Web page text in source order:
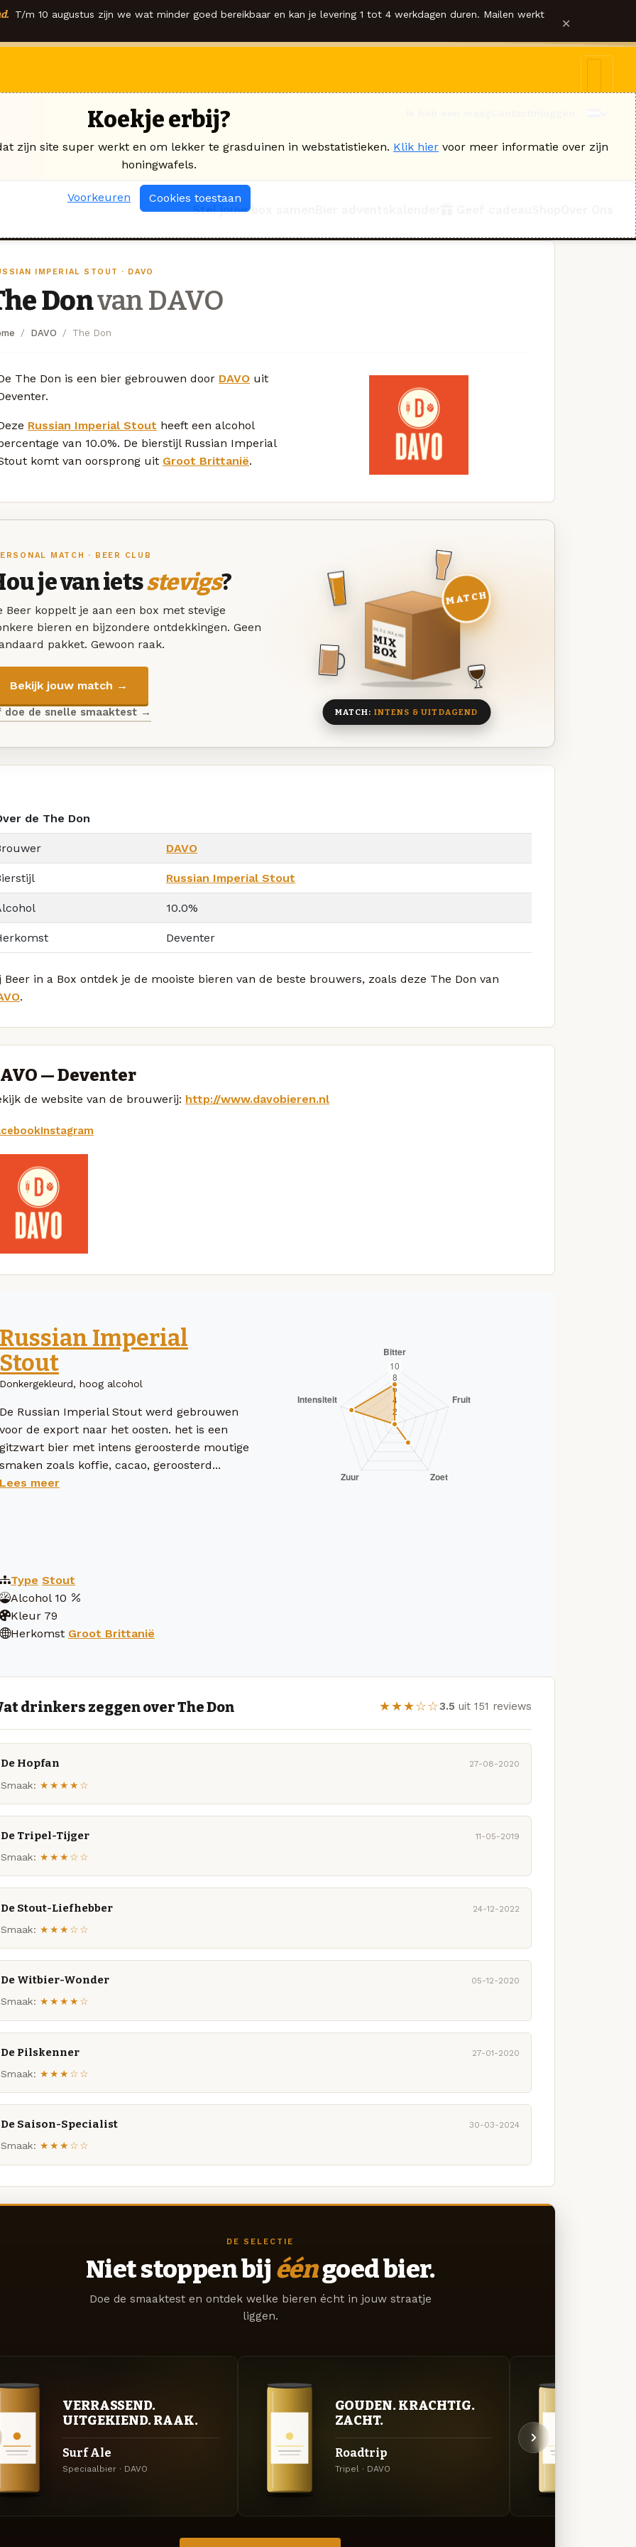
T/m 10 augustus zijn we wat minder goed bereikbaar en kan je levering 1 tot 4 werkdagen duren. Mailen werkt ×
Stel jouw box samen
IMPERIAL STOUT · DAVO
Donvan DAVO
DAVO The Don
The Don is een bier gebrouwen door DAVO uit
Russian Imperial Stout heeft een alcohol
van 10.0%. De bierstijl Russian Imperial
komt van oorsprong uit Groot Brittanië.
MATCH · BEER CLUB
je van ietsstevigs?
Beer koppelt je aan een box met stevige
bieren en bijzondere ontdekkingen. Geen
pakket. Gewoon raak.
Bekijk jouw match →
doe de snelle smaaktest →
DEZE MAAND
MIX
BOX
8 BIEREN
MATCH
MATCH: INTENS & UITDAGEND
de The Don
DAVO
Russian Imperial Stout
10.0%
Deventer
Beer in a Box ontdek je de mooiste bieren van de beste brouwers, zoals deze The Don van
.
— Deventer
de website van de brouwerij: http://www.davobieren.nl
Instagram
Russian Imperial
Stout
Donkergekleurd, hoog alcohol
De Russian Imperial Stout werd gebrouwen
voor de export naar het oosten. het is een
gitzwart bier met intens geroosterde moutige
smaken zoals koffie, cacao, geroosterd...
Lees meer
Type Stout
Alcohol 10
Kleur 79
Herkomst Groot Brittanië
drinkers zeggen over The Don ★★★☆☆3.5 uit 151 reviews
De Hopfan 27-08-2020
Smaak: ★★★★☆
De Tripel-Tijger 11-05-2019
Smaak: ★★★☆☆
De Stout-Liefhebber 24-12-2022
Smaak: ★★★☆☆
De Witbier-Wonder 05-12-2020
Smaak: ★★★★☆
De Pilskenner 27-01-2020
Smaak: ★★★☆☆
De Saison-Specialist 30-03-2024
Smaak: ★★★☆☆
DE SELECTIE
Niet stoppen bij ééngoed bier.
Doe de smaaktest en ontdek welke bieren écht in jouw straatje
liggen.
VERRASSEND.
UITGEKIEND. RAAK.
Surf Ale
Speciaalbier · DAVO
GOUDEN. KRACHTIG.
ZACHT.
Roadtrip
Tripel · DAVO
Koekje erbij?
zijn site super werkt en om lekker te grasduinen in webstatistieken. Klik hier voor meer informatie over zijn
honingwafels.
Voorkeuren Cookies toestaan